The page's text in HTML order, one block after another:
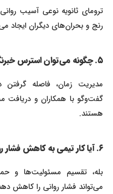
ترومای ثانویه نوعی آسیب روانی
رنج و بحران‌های دیگران ایجاد
مدیریت زمان، فاصله گرفتن
گفت‌وگو با همکاران و دریافت
هستند.
بله، تقسیم مسئولیت‌ها و
می‌تواند فشار روانی را کاهش دهد.